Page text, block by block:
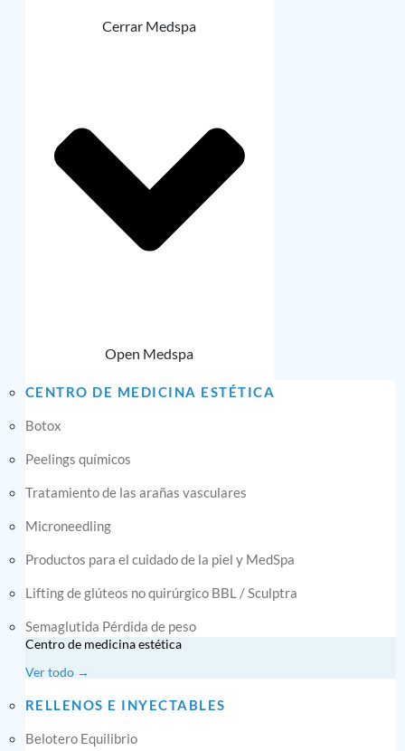
Cerrar Medspa
Open Medspa
CENTRO DE MEDICINA ESTÉTICA
Botox
Peelings químicos
Tratamiento de las arañas vasculares
Microneedling
Productos para el cuidado de la piel y MedSpa
Lifting de glúteos no quirúrgico BBL / Sculptra
Semaglutida Pérdida de peso
Centro de medicina estética
Ver todo →
RELLENOS E INYECTABLES
Belotero Equilibrio